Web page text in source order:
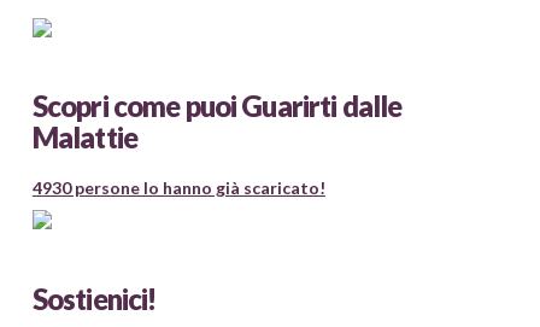
Scopri come puoi Guarirti dalle
Malattie
4930 persone lo hanno già scaricato!
Sostienici!